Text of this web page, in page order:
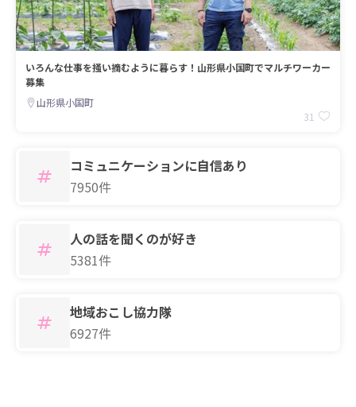
いろんな仕事を掻い摘むように暮らす！山形県小国町でマルチワーカー
募集
山形県小国町
31
コミュニケーションに自信あり
7950件
人の話を聞くのが好き
5381件
地域おこし協力隊
6927件